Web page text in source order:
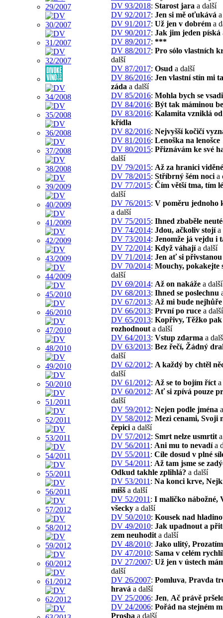
DV 93/2018: Starost jara a další
DV 92/2017: Jen si mě oťukává
DV 91/2017: Už jen v dobrém a
DV 90/2017: Jak jim jeden píská
DV 89/2017: ***
DV 88/2017: Pro sólo vlastních
další
DV 87/2017: Osud a další
DV 86/2016: Jen vlastní stín mi
záda a další
DV 85/2016: Mohla bych se
DV 84/2016: Být tak máminou
DV 83/2016: Kalamita vzniklá
křídla
DV 82/2016: Nejvyšší kočičí
DV 81/2016: Lenoška na lenošce
DV 80/2015: Přiznávám ke své
další
DV 79/2015: Až za hranici
DV 78/2015: Stříbrný šém noci a
DV 77/2015: Čím větší tma, tím
další
DV 76/2015: V poměru jednoho
a další
DV 75/2015: Ihned zbaběle
DV 74/2014: Jdou, ačkoliv stojía
DV 73/2014: Jenomže já vejdu i
DV 72/2014: Když váhajía další
DV 71/2014: Jen ať si přivstanou
DV 70/2014: Mouchy, pokakejte
další
DV 69/2014: Až on nakáže a další
DV 68/2013: Ihned se poslechnu
DV 67/2013: Až mi bude nejhůře
DV 66/2013: První po ruce a další
DV 65/2013: Kopřivy, Těžko pak
rozhodnout a další
DV 64/2013: Vstup zdarma a
DV 63/2013: Bez řečí, Žádný
další
DV 62/2012: A každý by chtěl
další
DV 61/2012: Až se to bojím říct
DV 60/2012: Ať si zpívá pouze
další
DV 59/2012: Nejen podle jména
DV 58/2012: Mezi cenami, Svoji
čepici a další
DV 57/2012: Smrt nelze usmrtit
DV 56/2011 : Ani mu to nevadía
DV 55/2011 : Cíle dosud v plné
DV 54/2011 : Až tam jsme se
Odkud takhle zplihlá? a další
DV 53/2011 : Na konci krve,
mišš a další
DV 52/2011 : I maličko nábožné,
všecky a další
DV 50/2010: Kousek nad
DV 49/2010: Jak upadnout a
zem neuhodit a další
DV 48/2010: Jako ulitý, Prozatím
DV 47/2010: Sama v celém
DV 27/2007: Už jen v ústech
další
DV 26/2007: Pomluva, Pravda
hravá a další
DV 25/2006: Jen, Ač právě
DV 24/2006: Pořád na stejném
Prosba a další